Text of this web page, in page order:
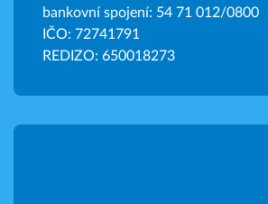
bankovní spojení: 54 71 012/0800
IČO: 72741791
REDIZO: 650018273